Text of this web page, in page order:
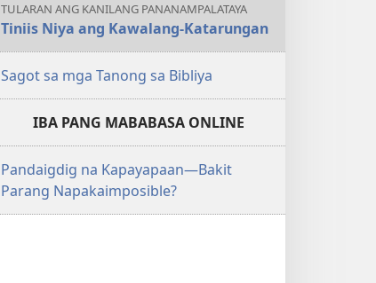
TULARAN ANG KANILANG PANANAMPALATAYA
Tiniis Niya ang Kawalang-Katarungan
Sagot sa mga Tanong sa Bibliya
IBA PANG MABABASA ONLINE
Pandaigdig na Kapayapaan—Bakit
Parang Napakaimposible?